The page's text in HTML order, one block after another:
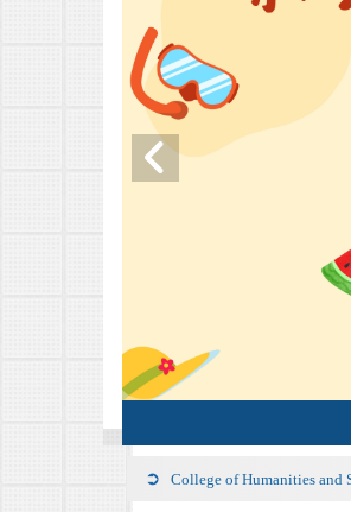
College of Humanities and